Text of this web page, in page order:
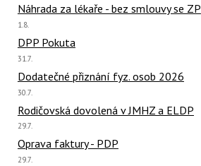
Náhrada za lékaře - bez smlouvy se ZP
Poslední
1.8.
DPP Pokuta
Poslední
31.7.
Dodatečné přiznání fyz. osob 2026
Poslední
30.7.
Rodičovská dovolená v JMHZ a ELDP
Poslední
29.7.
Oprava faktury - PDP
Poslední
29.7.